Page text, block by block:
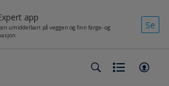
app
umiddelbart på veggen og finn farge- og
Se